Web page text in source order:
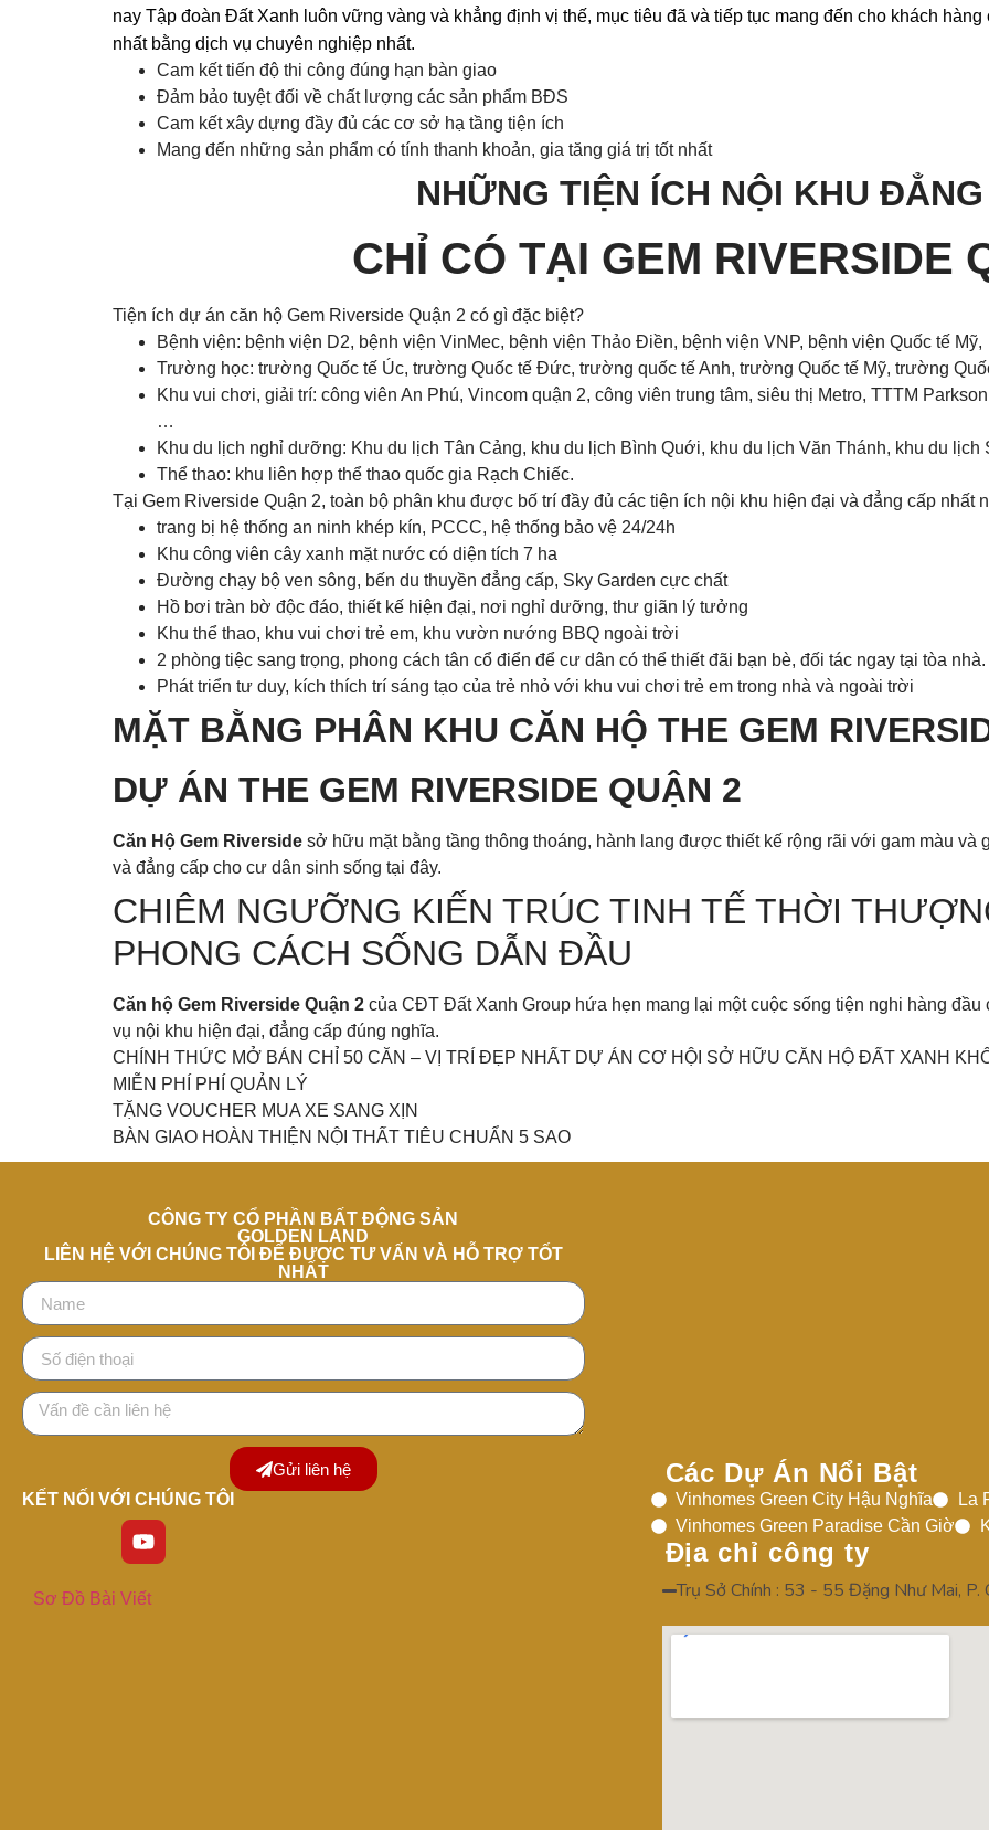
nay Tập đoàn Ðất Xanh luôn vững vàng và khẳng định vị thế, mục tiêu đã và tiếp tục mang đến cho khách
nhất bằng dịch vụ chuyên nghiệp nhất.
Cam kết tiến độ thi công đúng hạn bàn giao
Đảm bảo tuyệt đối về chất lượng các sản phẩm BĐS
Cam kết xây dựng đầy đủ các cơ sở hạ tầng tiện ích
Mang đến những sản phẩm có tính thanh khoản, gia tăng giá trị tốt nhất
NHỮNG TIỆN ÍCH NỘI KHU
CHỈ CÓ TẠI GEM RIVERSIDE
Tiện ích dự án căn hộ Gem Riverside Quận 2 có gì đặc biệt?
Bệnh viện: bệnh viện D2, bệnh viện VinMec, bệnh viện Thảo Điền, bệnh viện VNP, bệnh viện Quốc tế Mỹ,
Trường học: trường Quốc tế Úc, trường Quốc tế Đức, trường quốc tế Anh, trường Quốc tế Mỹ, trường
Khu vui chơi, giải trí: công viên An Phú, Vincom quận 2, công viên trung tâm, siêu thị Metro, TTTM
…
Khu du lịch nghỉ dưỡng: Khu du lịch Tân Cảng, khu du lịch Bình Quới, khu du lịch Văn Thánh, khu du
Thể thao: khu liên hợp thể thao quốc gia Rạch Chiếc.
Tại Gem Riverside Quận 2, toàn bộ phân khu được bố trí đầy đủ các tiện ích nội khu hiện đại và đẳng cấp nhất
trang bị hệ thống an ninh khép kín, PCCC, hệ thống bảo vệ 24/24h
Khu công viên cây xanh mặt nước có diện tích 7 ha
Đường chạy bộ ven sông, bến du thuyền đẳng cấp, Sky Garden cực chất
Hồ bơi tràn bờ độc đáo, thiết kế hiện đại, nơi nghỉ dưỡng, thư giãn lý tưởng
Khu thể thao, khu vui chơi trẻ em, khu vườn nướng BBQ ngoài trời
2 phòng tiệc sang trọng, phong cách tân cổ điển để cư dân có thể thiết đãi bạn bè, đối tác ngay tại tòa nhà.
Phát triển tư duy, kích thích trí sáng tạo của trẻ nhỏ với khu vui chơi trẻ em trong nhà và ngoài trời
MẶT BẰNG PHÂN KHU CĂN HỘ THE GEM
DỰ ÁN THE GEM RIVERSIDE QUẬN 2
Căn Hộ Gem Riverside sở hữu mặt bằng tầng thông thoáng, hành lang được thiết kế rộng rãi với gam màu và
và đẳng cấp cho cư dân sinh sống tại đây.
CHIÊM NGƯỠNG KIẾN TRÚC TINH TẾ THỜI
PHONG CÁCH SỐNG DẪN ĐẦU
Căn hộ Gem Riverside Quận 2 của CĐT Đất Xanh Group hứa hẹn mang lại một cuộc sống tiện nghi hàng
vụ nội khu hiện đại, đẳng cấp đúng nghĩa.
CHÍNH THỨC MỞ BÁN CHỈ 50 CĂN – VỊ TRÍ ĐẸP NHẤT DỰ ÁN CƠ HỘI SỞ HỮU CĂN HỘ ĐẤT XANH
MIỄN PHÍ PHÍ QUẢN LÝ
TẶNG VOUCHER MUA XE SANG XỊN
BÀN GIAO HOÀN THIỆN NỘI THẤT TIÊU CHUẨN 5 SAO
CÔNG TY CỔ PHẦN BẤT ĐỘNG SẢN
GOLDEN LAND
LIÊN HỆ VỚI CHÚNG TÔI ĐỂ ĐƯỢC TƯ VẤN VÀ HỖ TRỢ TỐT
NHẤT
Gửi liên hệ
KẾT NỐI VỚI CHÚNG TÔI
Sơ Đồ Bài Viết
Các Dự Án Nổi Bật
Vinhomes Green City Hậu Nghĩa
La
Vinhomes Green Paradise Cần Giờ
Địa chỉ công ty
Trụ Sở Chính : 53 - 55 Đặng Như Mai, P.